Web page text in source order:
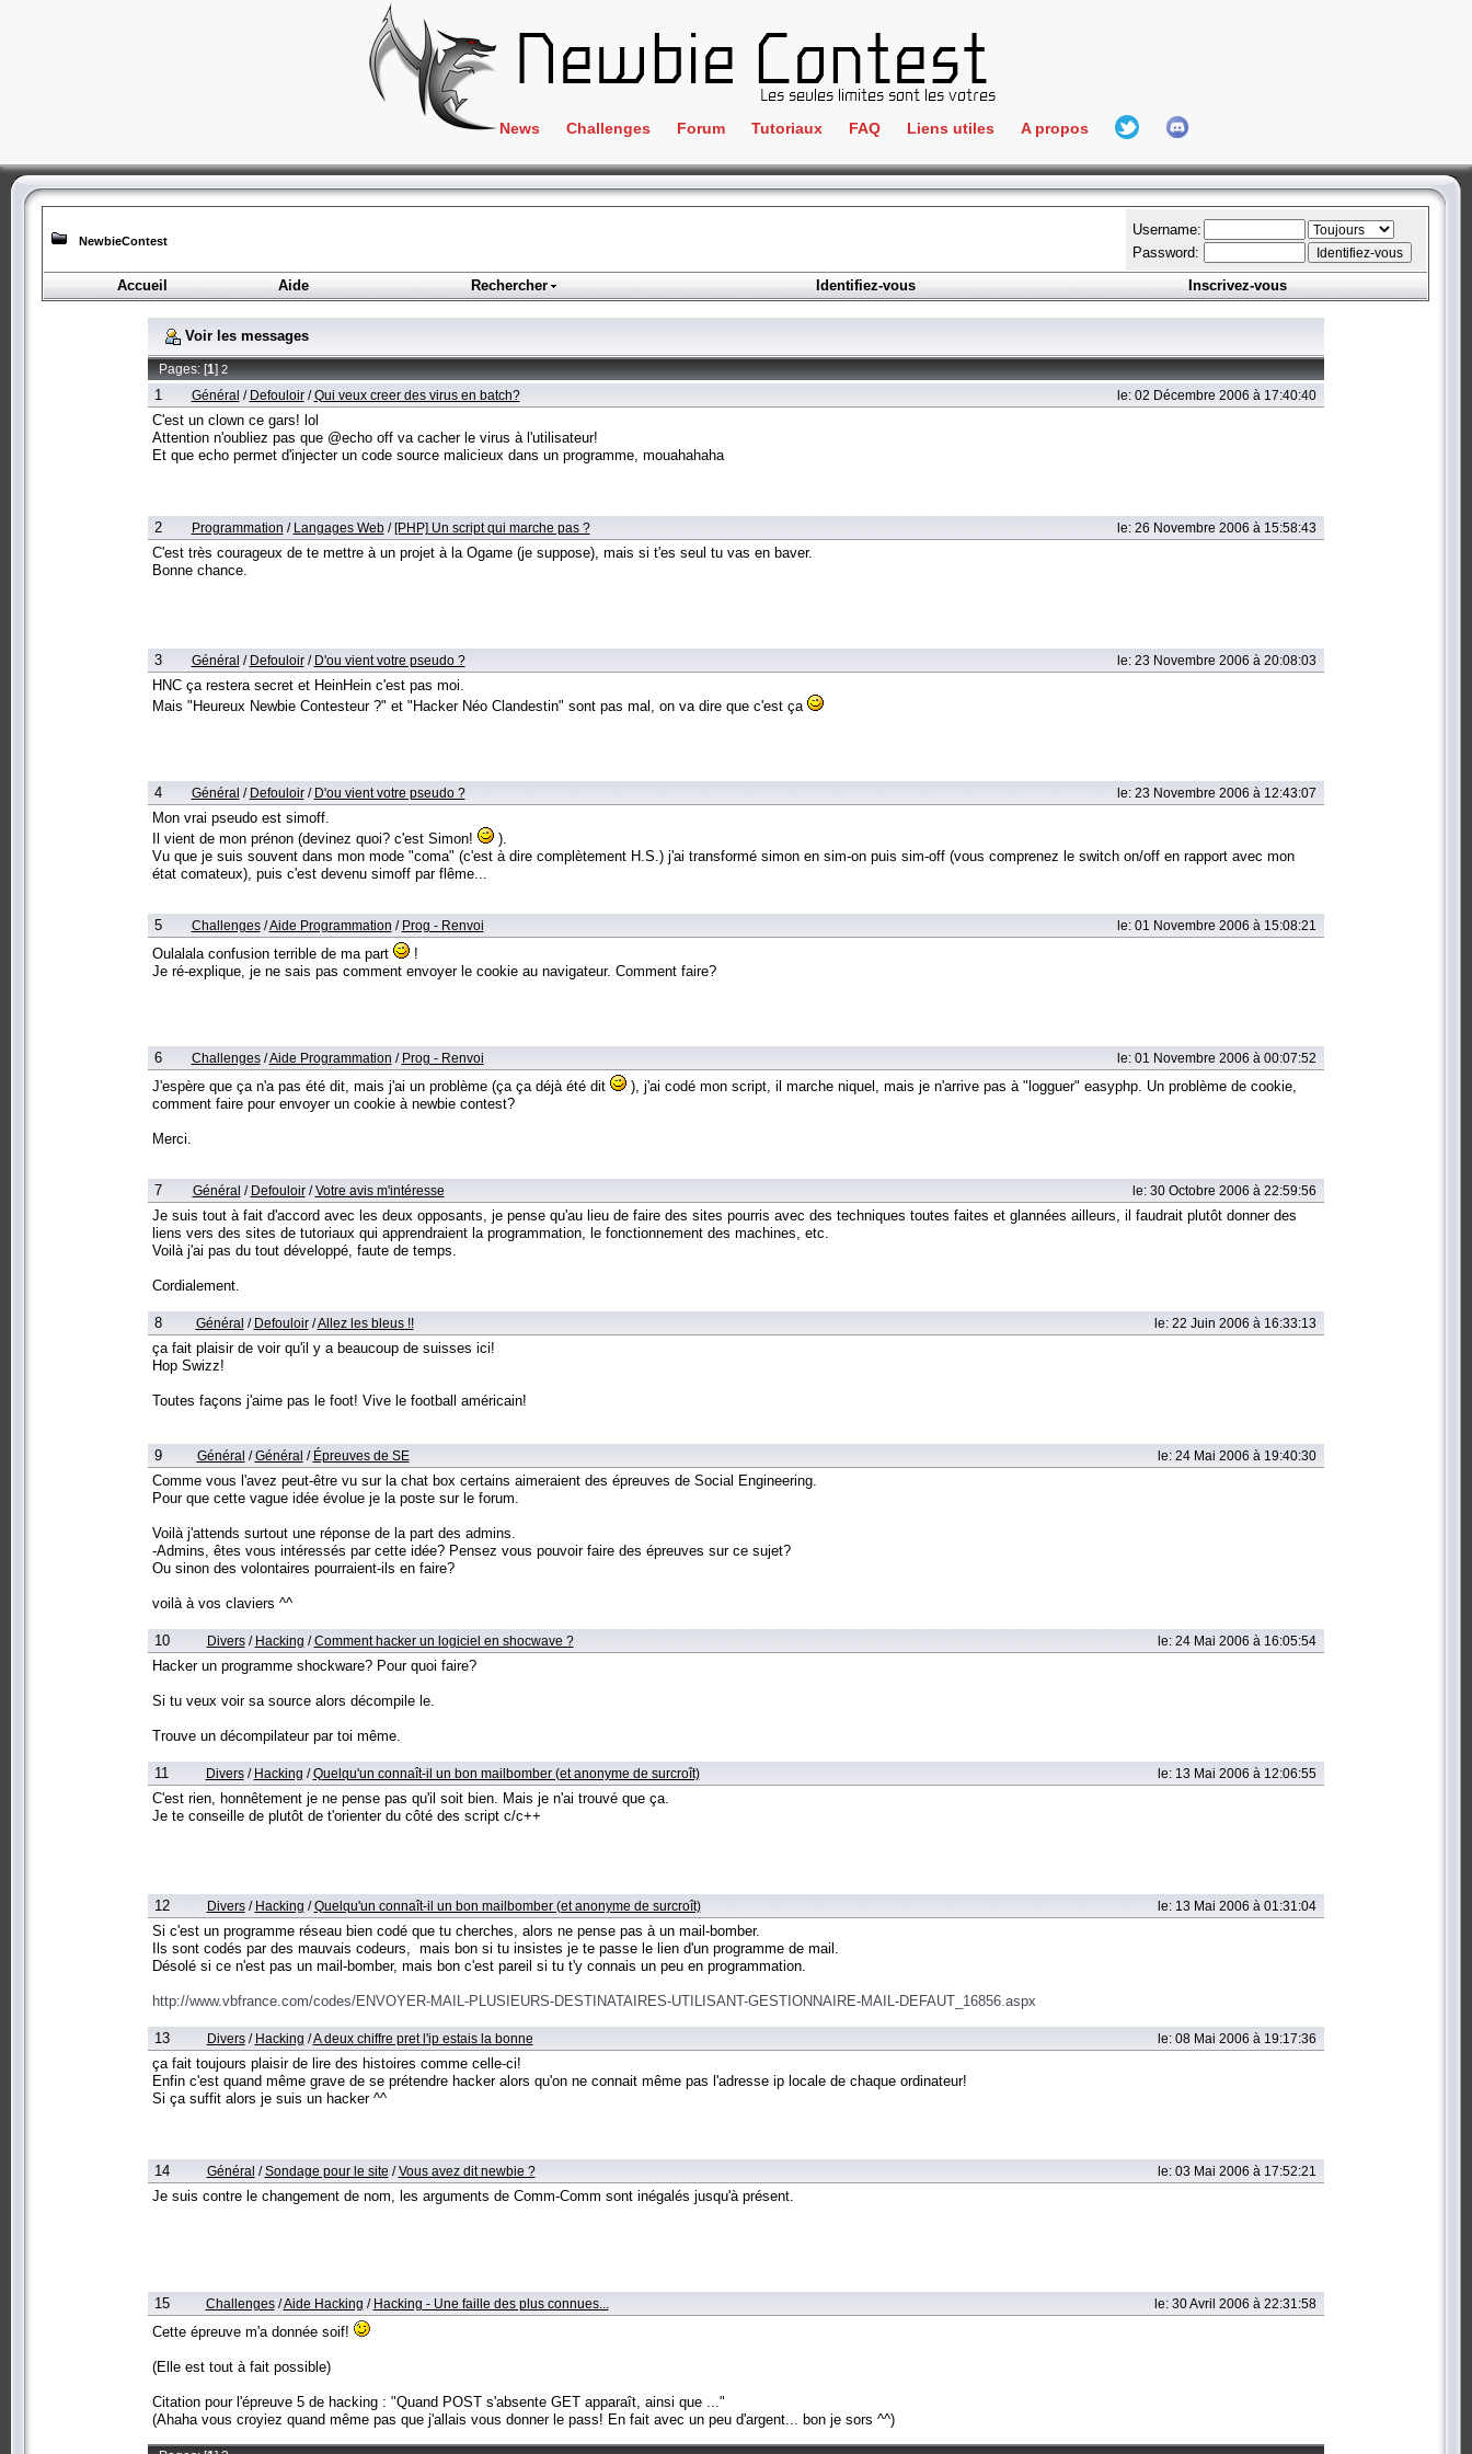
News Challenges
Crackme
ClientSide
Forensics
Programmation
Wargame
Forum Tutoriaux FAQ Liens utiles
IRC
Newbie Connect
Partenaires
Goodies
L'incubateur
A propos
L'équipe
Hall Of Fame
NewbieContest
Username:
Password:
Accueil
Aide Rechercher Identifiez-vous Inscrivez-vous
Voir les messages
Pages: [1]2
1 Général / Defouloir/Qui veux creer des virus en batch? le: 02 Décembre 2006 à 17:40:40
C'est un clown ce gars! lol
Attention n'oubliez pas que @echo off va cacher le virus à l'utilisateur!
Et que echo permet d'injecter un code source malicieux dans un programme, mouahahaha
2 Programmation / Langages Web/[PHP] Un script qui marche pas ? le: 26 Novembre 2006 à 15:58:43
C'est très courageux de te mettre à un projet à la Ogame (je suppose), mais si t'es seul tu vas en baver.
Bonne chance.
3 Général / Defouloir/ D'ou vient votre pseudo ? le: 23 Novembre 2006 à 20:08:03
HNC ça restera secret et HeinHein c'est pas moi.
Mais "Heureux Newbie Contesteur ?" et "Hacker Néo Clandestin" sont pas mal, on va dire que c'est ça
4 Général / Defouloir/ D'ou vient votre pseudo ? le: 23 Novembre 2006 à 12:43:07
Mon vrai pseudo est simoff.
Il vient de mon prénon (devinez quoi? c'est Simon!
).
Vu que je suis souvent dans mon mode "coma" (c'est à dire complètement H.S.) j'ai transformé simon en sim-on puis sim-off (vous comprenez le switch on/off en rapport avec mon
état comateux), puis c'est devenu simoff par flême...
5 Challenges/Aide Programmation / Prog - Renvoi le: 01 Novembre 2006 à 15:08:21
Oulalala confusion terrible de ma part
!
Je ré-explique, je ne sais pas comment envoyer le cookie au navigateur. Comment faire?
6 Challenges/Aide Programmation / Prog - Renvoi le: 01 Novembre 2006 à 00:07:52
J'espère que ça n'a pas été dit, mais j'ai un problème (ça ça déjà été dit
), j'ai codé mon script, il marche niquel, mais je n'arrive pas à "logguer" easyphp. Un problème de cookie,
comment faire pour envoyer un cookie à newbie contest?
Merci.
7 Général / Defouloir/Votre avis m'intéresse le: 30 Octobre 2006 à 22:59:56
Je suis tout à fait d'accord avec les deux opposants, je pense qu'au lieu de faire des sites pourris avec des techniques toutes faites et glannées ailleurs, il faudrait plutôt donner des
liens vers des sites de tutoriaux qui apprendraient la programmation, le fonctionnement des machines, etc.
Voilà j'ai pas du tout développé, faute de temps.
Cordialement.
8 Général / Defouloir/Allez les bleus !! le: 22 Juin 2006 à 16:33:13
ça fait plaisir de voir qu'il y a beaucoup de suisses ici!
Hop Swizz!
Toutes façons j'aime pas le foot! Vive le football américain!
9 Général /Général / Épreuves de SE le: 24 Mai 2006 à 19:40:30
Comme vous l'avez peut-être vu sur la chat box certains aimeraient des épreuves de Social Engineering.
Pour que cette vague idée évolue je la poste sur le forum.
Voilà j'attends surtout une réponse de la part des admins.
-Admins, êtes vous intéressés par cette idée? Pensez vous pouvoir faire des épreuves sur ce sujet?
Ou sinon des volontaires pourraient-ils en faire?
voilà à vos claviers ^^
10 Divers/ Hacking /Comment hacker un logiciel en shocwave ? le: 24 Mai 2006 à 16:05:54
Hacker un programme shockware? Pour quoi faire?
Si tu veux voir sa source alors décompile le.
Trouve un décompilateur par toi même.
11 Divers/ Hacking /Quelqu'un connaît-il un bon mailbomber (et anonyme de surcroît) le: 13 Mai 2006 à 12:06:55
C'est rien, honnêtement je ne pense pas qu'il soit bien. Mais je n'ai trouvé que ça.
Je te conseille de plutôt de t'orienter du côté des script c/c++
12 Divers/ Hacking /Quelqu'un connaît-il un bon mailbomber (et anonyme de surcroît) le: 13 Mai 2006 à 01:31:04
Si c'est un programme réseau bien codé que tu cherches, alors ne pense pas à un mail-bomber.
Ils sont codés par des mauvais codeurs, mais bon si tu insistes je te passe le lien d'un programme de mail.
Désolé si ce n'est pas un mail-bomber, mais bon c'est pareil si tu t'y connais un peu en programmation.
http://www.vbfrance.com/codes/ENVOYER-MAIL-PLUSIEURS-DESTINATAIRES-UTILISANT-GESTIONNAIRE-MAIL-DEFAUT_16856.aspx
13 Divers/ Hacking /A deux chiffre pret l'ip estais la bonne le: 08 Mai 2006 à 19:17:36
ça fait toujours plaisir de lire des histoires comme celle-ci!
Enfin c'est quand même grave de se prétendre hacker alors qu'on ne connait même pas l'adresse ip locale de chaque ordinateur!
Si ça suffit alors je suis un hacker ^^
14 Général /Sondage pour le site/Vous avez dit newbie ? le: 03 Mai 2006 à 17:52:21
Je suis contre le changement de nom, les arguments de Comm-Comm sont inégalés jusqu'à présent.
15 Challenges/Aide Hacking / Hacking - Une faille des plus connues... le: 30 Avril 2006 à 22:31:58
Cette épreuve m'a donnée soif!
(Elle est tout à fait possible)
Citation pour l'épreuve 5 de hacking : "Quand POST s'absente GET apparaît, ainsi que ..."
(Ahaha vous croyiez quand même pas que j'allais vous donner le pass! En fait avec un peu d'argent... bon je sors ^^)